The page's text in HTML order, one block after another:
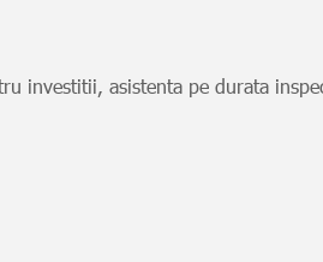
investitii, asistenta pe durata